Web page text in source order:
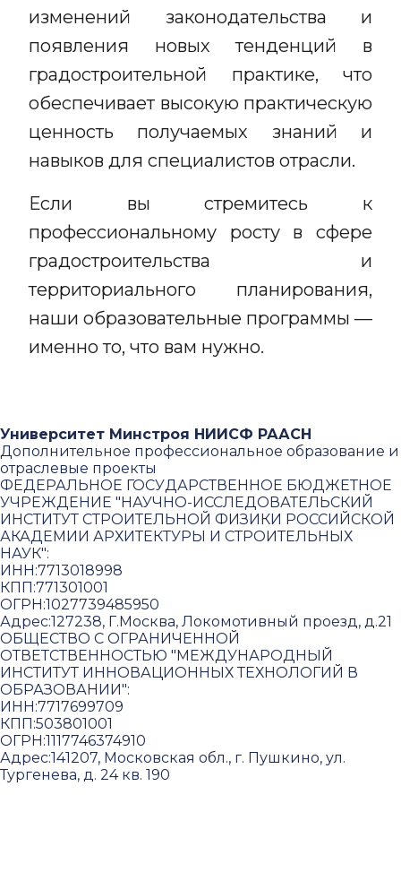
изменений законодательства и
появления новых тенденций в
градостроительной практике, что
обеспечивает высокую практическую
ценность получаемых знаний и
навыков для специалистов отрасли.
Если вы стремитесь к
профессиональному росту в сфере
градостроительства и
территориального планирования,
наши образовательные программы —
именно то, что вам нужно.
Университет Минстроя НИИСФ РААСН
Дополнительное профессиональное образование и
отраслевые проекты
ФЕДЕРАЛЬНОЕ ГОСУДАРСТВЕННОЕ БЮДЖЕТНОЕ
УЧРЕЖДЕНИЕ "НАУЧНО-ИССЛЕДОВАТЕЛЬСКИЙ
ИНСТИТУТ СТРОИТЕЛЬНОЙ ФИЗИКИ РОССИЙСКОЙ
АКАДЕМИИ АРХИТЕКТУРЫ И СТРОИТЕЛЬНЫХ
НАУК":
ИНН:7713018998
КПП:771301001
ОГРН:1027739485950
Адрес:127238, Г.Москва, Локомотивный проезд, д.21
ОБЩЕСТВО С ОГРАНИЧЕННОЙ
ОТВЕТСТВЕННОСТЬЮ "МЕЖДУНАРОДНЫЙ
ИНСТИТУТ ИННОВАЦИОННЫХ ТЕХНОЛОГИЙ В
ОБРАЗОВАНИИ":
ИНН:7717699709
КПП:503801001
ОГРН:1117746374910
Адрес:141207, Московская обл., г. Пушкино, ул.
Тургенева, д. 24 кв. 190